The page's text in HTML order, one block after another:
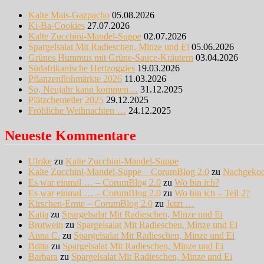
Kalte Mais-Gazpacho 05.08.2026
Ki-Ba-Cookies 27.07.2026
Kalte Zucchini-Mandel-Suppe 02.07.2026
Spargelsalat Mit Radieschen, Minze und Ei 05.06.2026
Grünes Hummus mit Grüne-Sauce-Kräutern 03.04.2026
Südafrikanische Hertzoggies 19.03.2026
Pflanzenflohmärkte 2026 11.03.2026
So, Neujahr kann kommen… 31.12.2025
Plätzchenteller 2025 29.12.2025
Fröhliche Weihnachten … 24.12.2025
Neueste Kommentare
Ulrike zu Kalte Zucchini-Mandel-Suppe
Kalte Zucchini-Mandel-Suppe – CorumBlog 2.0 zu
Es war einmal … – CorumBlog 2.0 zu Wo bin ich?
Es war einmal … – CorumBlog 2.0 zu Wo bin ich – Teil 2?
Kirschen-Ernte – CorumBlog 2.0 zu Jetzt …
Katja zu Spargelsalat Mit Radieschen, Minze und Ei
Brotwein zu Spargelsalat Mit Radieschen, Minze und Ei
Anna C. zu Spargelsalat Mit Radieschen, Minze und Ei
Britta zu Spargelsalat Mit Radieschen, Minze und Ei
Barbara zu Spargelsalat Mit Radieschen, Minze und Ei